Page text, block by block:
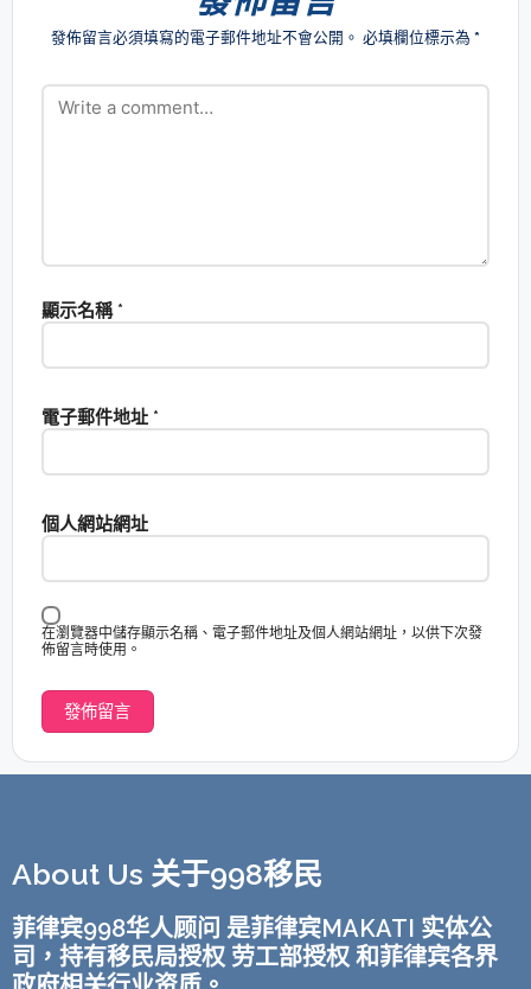
發佈留言必須填寫的電子郵件地址不會公開。 必填欄位標示為 *
顯示名稱 *
電子郵件地址 *
個人網站網址
在瀏覽器中儲存顯示名稱、電子郵件地址及個人網站網址，以供下次發
佈留言時使用。
About Us 关于998移民
菲律宾998华人顾问 是菲律宾MAKATI 实体公
司，持有移民局授权 劳工部授权 和菲律宾各界